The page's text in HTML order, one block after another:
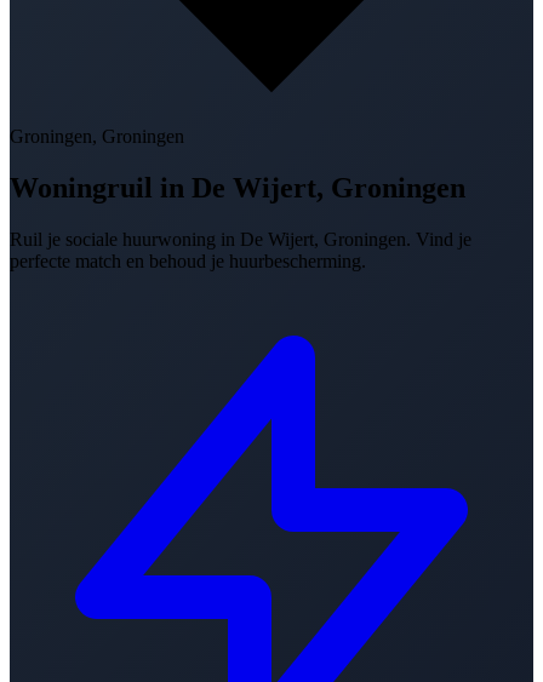
Groningen, Groningen
Woningruil in De Wijert, Groningen
Ruil je sociale huurwoning in De Wijert, Groningen. Vind je
perfecte match en behoud je huurbescherming.